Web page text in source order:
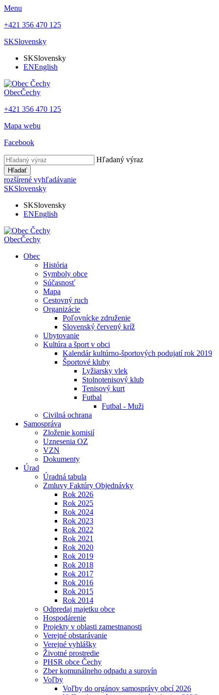
Menu
+421 356 470 125
SKSlovensky
SKSlovensky
ENEnglish
ObecČechy
+421 356 470 125
Mapa webu
Facebook
Hľadaný výraz
Hľadať
rozšírené vyhľadávanie
SKSlovensky
SKSlovensky
ENEnglish
ObecČechy
Obec
História
Symboly obce
Súčasnosť
Mapa
Cestovný ruch
Organizácie
Poľovnícke združenie
Slovenský červený kríž
Ubytovanie
Kultúra a šport v obci
Kalendár kultúrno-športových podujatí rok 2019
Športové kluby
Lyžiarsky vlek
Stolnotenisový klub
Tenisový kurt
Futbal
Futbal - Muži
Civilná ochrana
Samospráva
Zloženie komisií
Uznesenia OZ
VZN
Dokumenty
Úrad
Úradná tabula
Zmluvy Faktúry Objednávky
Rok 2026
Rok 2025
Rok 2024
Rok 2023
Rok 2022
Rok 2021
Rok 2020
Rok 2019
Rok 2018
Rok 2017
Rok 2016
Rok 2015
Rok 2014
Odpredaj majetku obce
Hospodárenie
Projekty v oblasti zamestnanosti
Verejné obstarávanie
Verejné vyhlášky
Životné prostredie
PHSR obce Čechy
Zber komunálneho odpadu a surovín
Voľby
Voľby do orgánov samosprávy obcí 2026